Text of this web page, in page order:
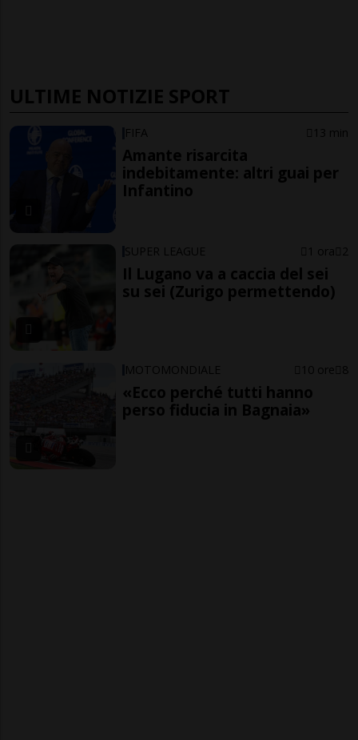
ULTIME NOTIZIE SPORT
FIFA 13 min
Amante risarcita
indebitamente: altri guai per
Infantino
SUPER LEAGUE 1 ora 2
Il Lugano va a caccia del sei
su sei (Zurigo permettendo)
MOTOMONDIALE 10 ore 8
«Ecco perché tutti hanno
perso fiducia in Bagnaia»